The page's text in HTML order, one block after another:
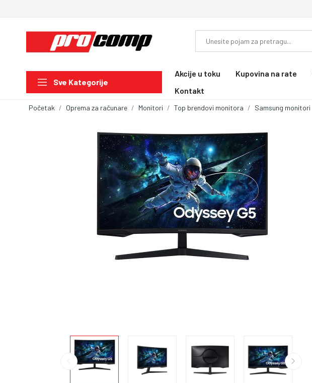
Sve Kategorije
Akcije u toku Kupovina na rate
Kontakt
Početak Oprema za računare Monitori Top brendovi monitora Samsung monitori